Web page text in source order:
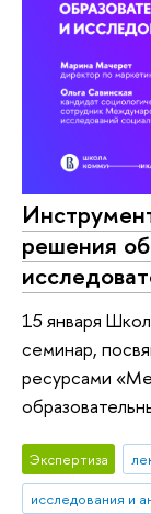
решения
15 января
семинар,
ресурсами
Экспертиза
исследования и